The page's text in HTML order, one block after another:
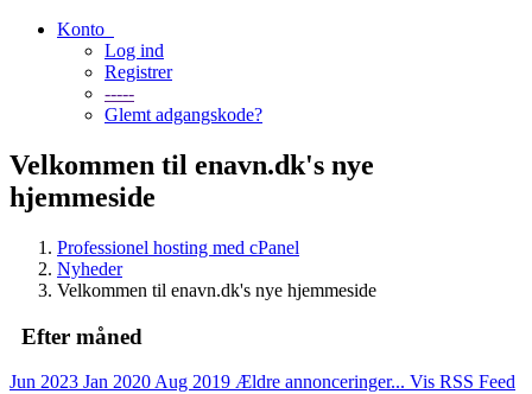
Konto
Log ind
Registrer
-----
Glemt adgangskode?
Velkommen til enavn.dk's nye
hjemmeside
Professionel hosting med cPanel
Nyheder
Velkommen til enavn.dk's nye hjemmeside
Efter måned
Jun 2023 Jan 2020 Aug 2019 Ældre annonceringer... Vis RSS Feed